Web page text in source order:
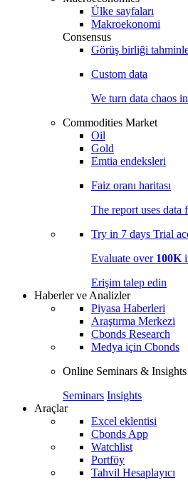
Ülke sayfaları
Makroekonomi
Consensus
Görüş birliği
Custom data
We turn data chaos
Commodities Market
Oil
Gold
Emtia endeksleri
Faiz oranı haritası
The report uses data
Try in 7 days Trial
Evaluate over 100K
Erişim talep edin
Haberler ve Analizler
Piyasa Haberleri
Araştırma Merkezi
Cbonds Research
Medya için Cbonds
Online Seminars & Insights
Seminars Insights
Araçlar
Excel eklentisi
Cbonds App
Watchlist
Portföy
Tahvil Hesaplayıcı